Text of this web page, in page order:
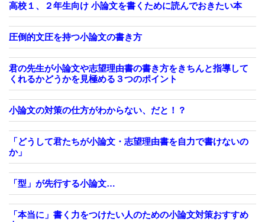
高校１、２年生向け 小論文を書くために読んでおきたい本
圧倒的文圧を持つ小論文の書き方
君の先生が小論文や志望理由書の書き方をきちんと指導して
くれるかどうかを見極める３つのポイント
小論文の対策の仕方がわからない、だと！？
「どうして君たちが小論文・志望理由書を自力で書けないの
か」
「型」が先行する小論文…
「本当に」書く力をつけたい人のための小論文対策おすすめ